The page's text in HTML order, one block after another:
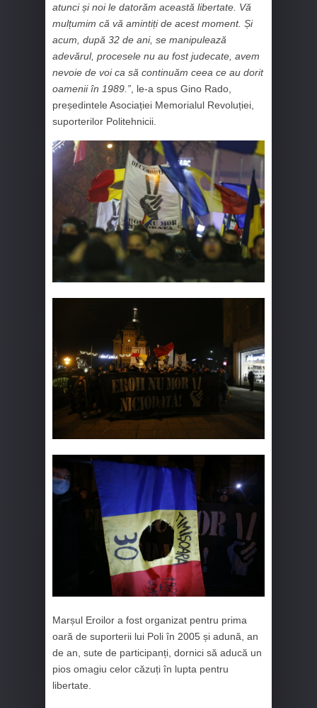
atunci și noi le datorăm această libertate. Vă
mulțumim că vă amintiți de acest moment. Și
acum, după 32 de ani, se manipulează
adevărul, procesele nu au fost judecate, avem
nevoie de voi ca să continuăm ceea ce au dorit
oamenii în 1989.” , le-a spus Gino Rado,
președintele Asociației Memorialul Revoluției,
suporterilor Politehnicii.
Marșul Eroilor a fost organizat pentru prima
oară de suporterii lui Poli în 2005 și adună, an
de an, sute de participanți, dornici să aducă un
pios omagiu celor căzuți în lupta pentru
libertate.